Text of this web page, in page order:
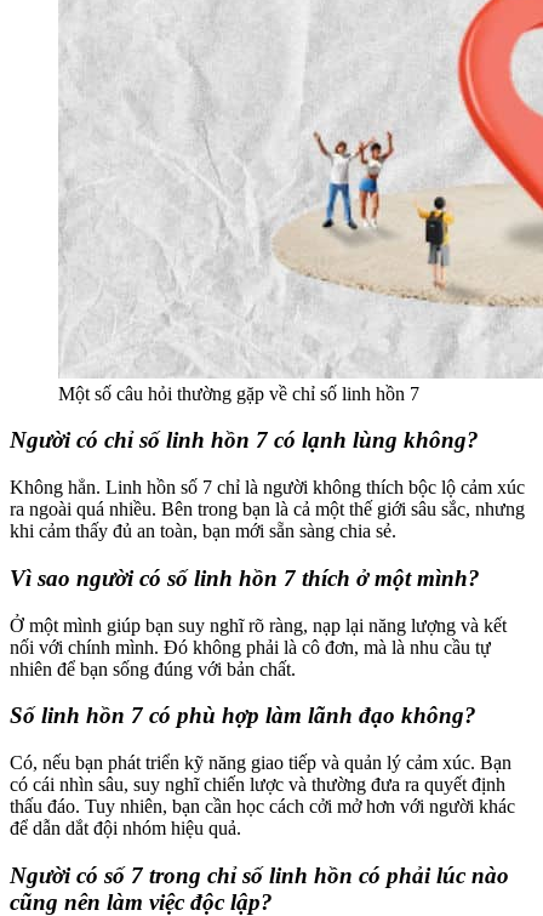
Một số câu hỏi thường gặp về chỉ số linh hồn 7
Người có chỉ số linh hồn 7 có lạnh lùng không?
Không hẳn. Linh hồn số 7 chỉ là người không thích bộc lộ cảm xúc
ra ngoài quá nhiều. Bên trong bạn là cả một thế giới sâu sắc, nhưng
khi cảm thấy đủ an toàn, bạn mới sẵn sàng chia sẻ.
Vì sao người có số linh hồn 7 thích ở một mình?
Ở một mình giúp bạn suy nghĩ rõ ràng, nạp lại năng lượng và kết
nối với chính mình. Đó không phải là cô đơn, mà là nhu cầu tự
nhiên để bạn sống đúng với bản chất.
Số linh hồn 7 có phù hợp làm lãnh đạo không?
Có, nếu bạn phát triển kỹ năng giao tiếp và quản lý cảm xúc. Bạn
có cái nhìn sâu, suy nghĩ chiến lược và thường đưa ra quyết định
thấu đáo. Tuy nhiên, bạn cần học cách cởi mở hơn với người khác
để dẫn dắt đội nhóm hiệu quả.
Người có số 7 trong chỉ số linh hồn có phải lúc nào
cũng nên làm việc độc lập?